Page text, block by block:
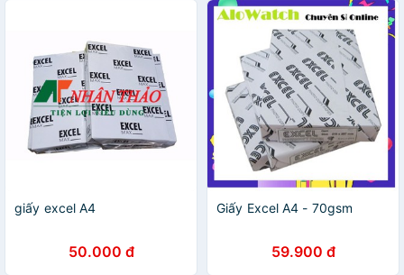
giấy excel A4
50.000 đ
Giấy Excel A4 - 70gsm
59.900 đ